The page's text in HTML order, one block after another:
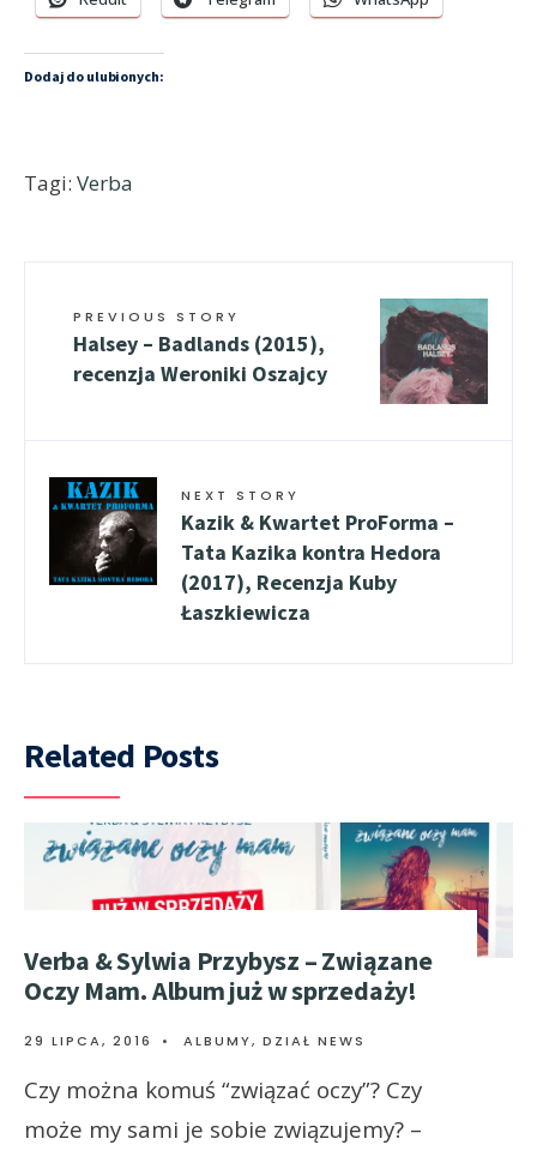
Dodaj do ulubionych:
Tagi: Verba
PREVIOUS STORY
Halsey – Badlands (2015),
recenzja Weroniki Oszajcy
NEXT STORY
Kazik & Kwartet ProForma –
Tata Kazika kontra Hedora
(2017), Recenzja Kuby
Łaszkiewicza
Related Posts
Verba & Sylwia Przybysz – Związane
Oczy Mam. Album już w sprzedaży!
29 LIPCA, 2016 • ALBUMY, DZIAŁ NEWS
Czy można komuś “związać oczy”? Czy
może my sami je sobie związujemy? –